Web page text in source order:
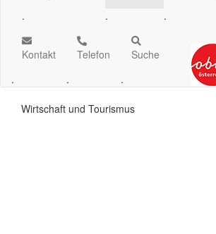
.
.
.
Kontakt
.
Telefon
.
Suche
.
Wirtschaft und Tourismus